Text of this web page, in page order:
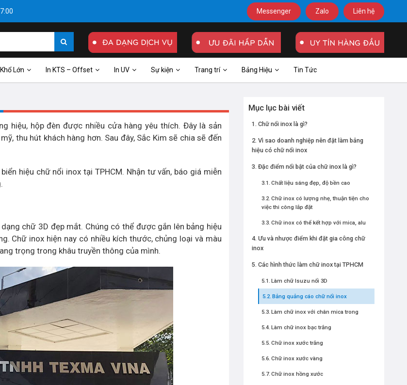
Messenger Zalo Liên hệ
Khổ Lớn In KTS – Offset In UV Sự kiện Trang trí Bảng Hiệu Tin Tức
hiệu, hộp đèn được nhiều cửa hàng yêu thích. Đây là sản
thu hút khách hàng hơn. Sau đây, Sắc Kim sẽ chia sẽ đến
hiệu chữ nổi inox tại TPHCM. Nhận tư vấn, báo giá miễn
chữ 3D đẹp mắt. Chúng có thể được gắn lên bảng hiệu
Chữ inox hiện nay có nhiều kích thước, chủng loại và màu
trọng trong khâu truyền thông của mình.
Mục lục bài viết
Chữ nổi inox là gì?
Vì sao doanh nghiệp nên đặt làm bảng
hiệu có chữ nổi inox
Đặc điểm nổi bật của chữ inox là gì?
Chất liệu sáng đẹp, độ bền cao
Chữ inox có lượng nhẹ, thuận tiện cho
việc thi công lắp đặt
Chữ inox có thể kết hợp với mica, alu
Ưu và nhược điểm khi đặt gia công chữ
inox
Các hình thức làm chữ inox tại TPHCM
Làm chữ Isuzu nổi 3D
Bảng quảng cáo chữ nổi inox
Làm chữ inox với chân mica trong
Làm chữ inox bạc trắng
Chữ inox xước trắng
Chữ inox xước vàng
Chữ inox hồng xước